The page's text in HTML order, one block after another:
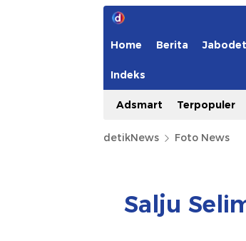
Home Berita
Indeks
Adsmart Terpopuler
detikNews Foto News
Salju